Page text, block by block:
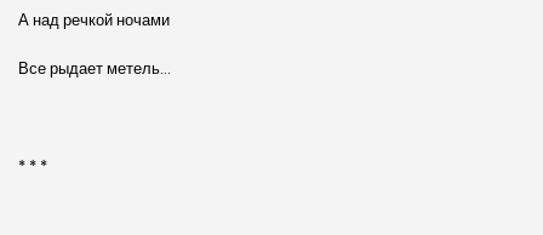
А над речкой ночами
Все рыдает метель…
* * *